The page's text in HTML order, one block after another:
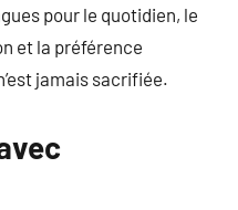
pour le quotidien, le
et la préférence
jamais sacrifiée.